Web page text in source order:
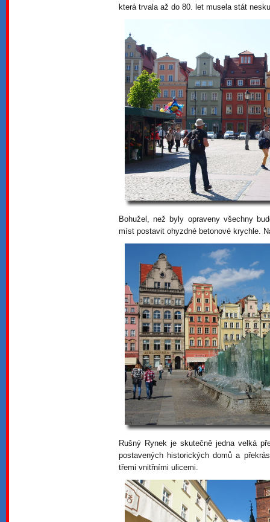
která trvala až do 80. let musela stát
Bohužel, než byly opraveny všechny
míst postavit ohyzdné betonové krychle.
Rušný Rynek je skutečně jedna velká
postavených historických domů a
třemi vnitřními ulicemi.